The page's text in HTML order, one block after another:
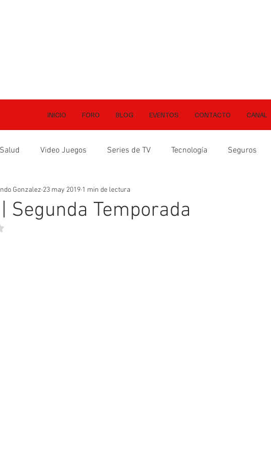
INICIO FORO BLOG EVENTOS CONTACTO CANAL
Video Juegos Series de TV Tecnología Seguros
Segunda Temporada
Gonzalez 23 may 2019 1 min de lectura
NaN de 5 estrellas.